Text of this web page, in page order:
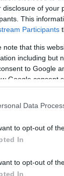
disclosure of your
This
Participants
note that this
including but
to Google
Google consent
Data
to opt-out of
In
to opt-out of
In